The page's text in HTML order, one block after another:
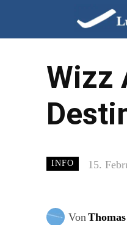
Wizz
INFO 15.
Von